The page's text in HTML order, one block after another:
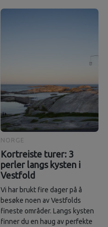
NORGE
Kortreiste turer: 3
perler langs kysten i
Vestfold
Vi har brukt fire dager på å
besøke noen av Vestfolds
fineste områder. Langs kysten
finner du en haug av perfekte